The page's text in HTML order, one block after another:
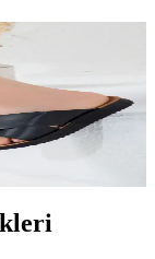
Yeri ve
tekniklerle
dünyasında